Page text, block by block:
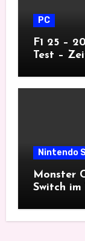
PC
F1 25 –
Test –
Nintendo
Monster
Switch im